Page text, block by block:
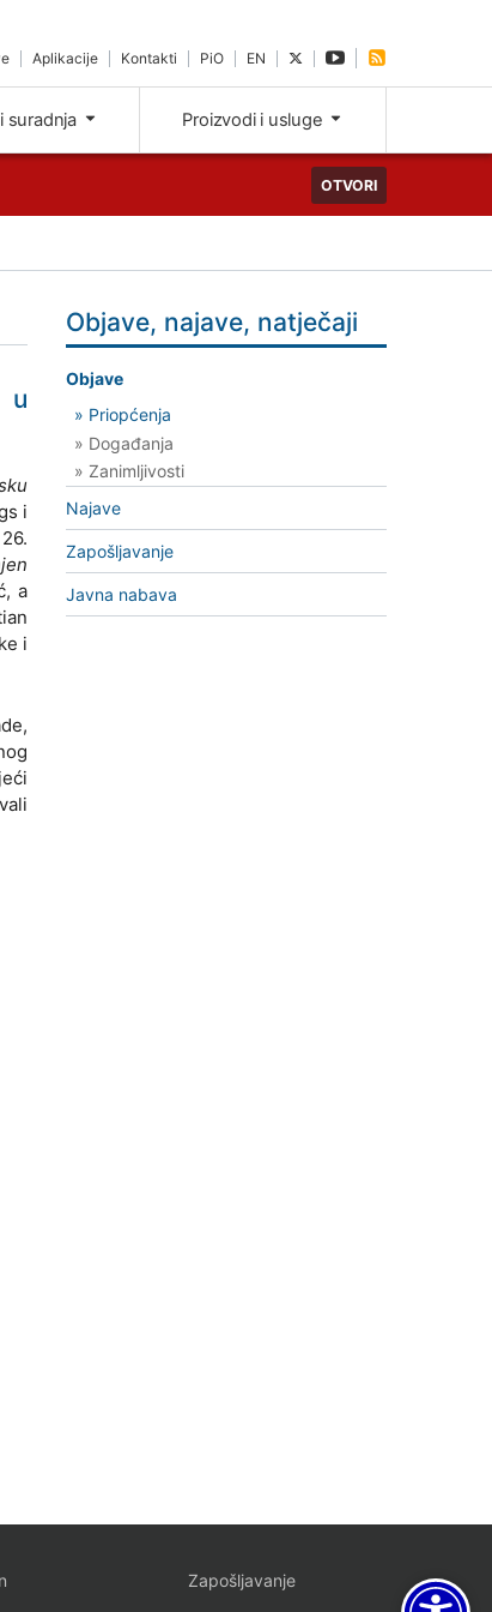
Aplikacije Kontakti PiO EN
suradnja Proizvodi i usluge
OTVORI
u
i
a
i
Objave, najave, natječaji
Objave
» Priopćenja
» Događanja
» Zanimljivosti
Najave
Zapošljavanje
Javna nabava
Zapošljavanje